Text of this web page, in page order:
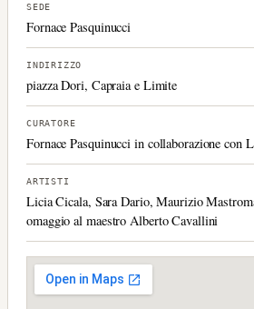
SEDE
Fornace Pasquinucci
INDIRIZZO
piazza Dori, Capraia e Limite
CURATORE
Fornace Pasquinucci in collaborazione con
ARTISTI
Licia Cicala, Sara Dario, Maurizio
omaggio al maestro Alberto Cavallini